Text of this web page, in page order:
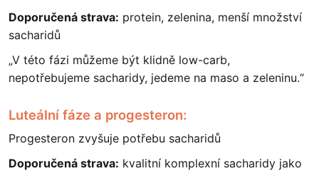
Doporučená strava: protein, zelenina, menší množství
sacharidů
„V této fázi můžeme být klidně low-carb,
nepotřebujeme sacharidy, jedeme na maso a zeleninu.“
Luteální fáze a progesteron:
Progesteron zvyšuje potřebu sacharidů
Doporučená strava: kvalitní komplexní sacharidy jako